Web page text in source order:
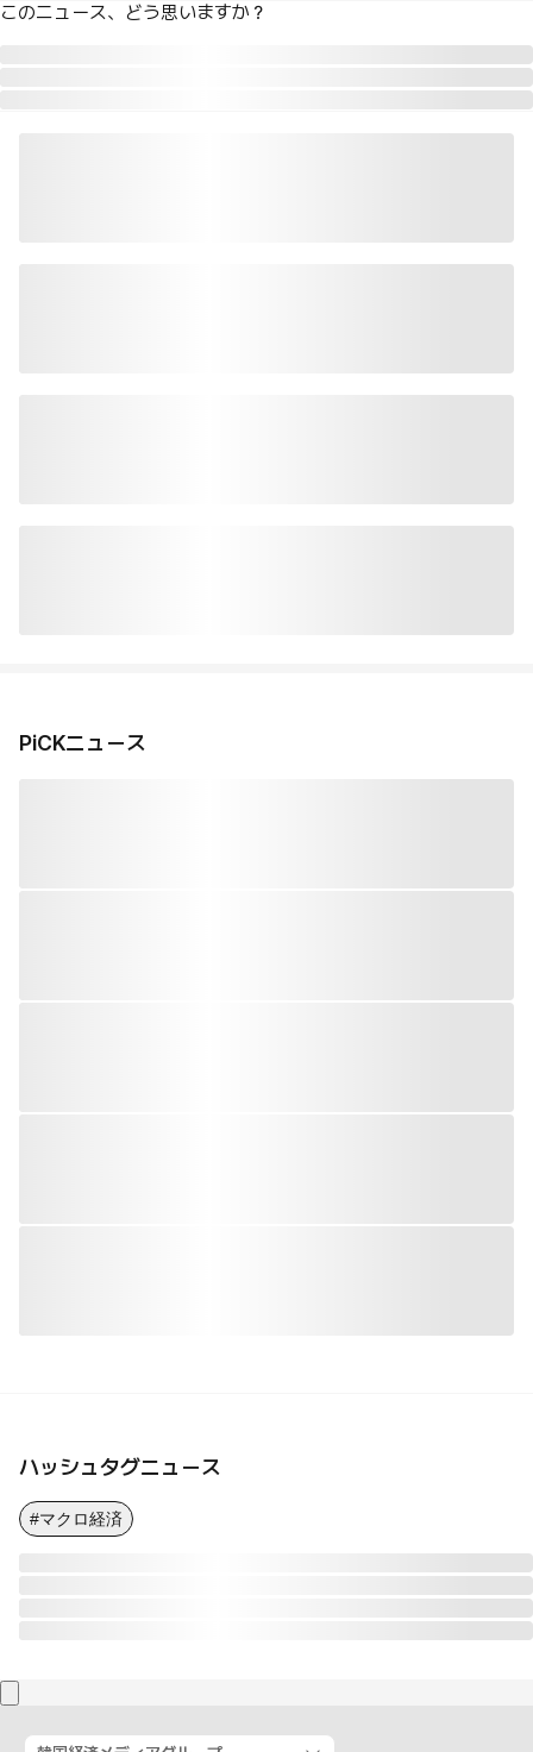
このニュース、どう思いますか？
PiCKニュース
ハッシュタグニュース
#マクロ経済